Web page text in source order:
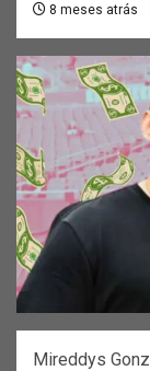
8 meses atrás
Mireddys